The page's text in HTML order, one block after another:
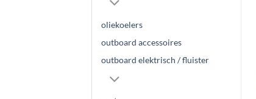
oliekoelers
outboard accessoires
outboard elektrisch / fluister
Diesel Brandstofslang NBR